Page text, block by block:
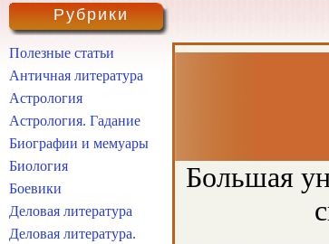
Большая
Рубрики
Полезные статьи
Античная литература
Астрология
Астрология. Гадание
Биографии и мемуары
Биология
Боевики
Деловая литература
Деловая литература.